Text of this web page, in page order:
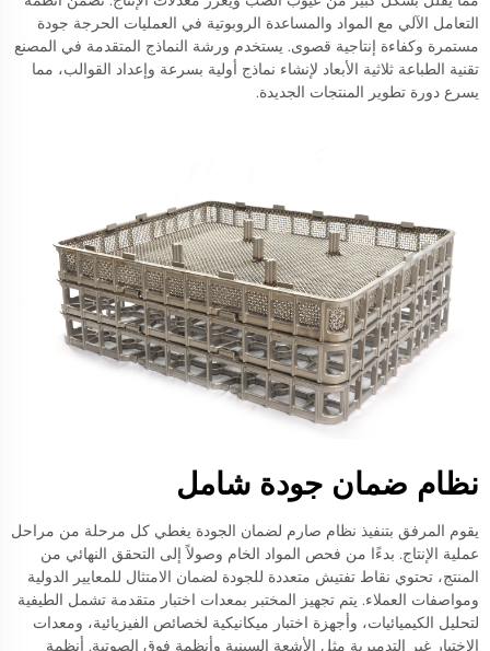
التعامل الآلي مع المواد والمساعدة الروبوتية في العمليات الحرجة جودة
مستمرة وكفاءة إنتاجية قصوى. يستخدم ورشة النماذج المتقدمة في المصنع
تقنية الطباعة ثلاثية الأبعاد لإنشاء نماذج أولية بسرعة وإعداد القوالب، مما
يسرع دورة تطوير المنتجات الجديدة.
نظام ضمان جودة شامل
يقوم المرفق بتنفيذ نظام صارم لضمان الجودة يغطي كل مرحلة من مراحل
عملية الإنتاج. بدءًا من فحص المواد الخام وصولاً إلى التحقق النهائي من
المنتج، تحتوي نقاط تفتيش متعددة للجودة لضمان الامتثال للمعايير الدولية
ومواصفات العملاء. يتم تجهيز المختبر بمعدات اختبار متقدمة تشمل الطيفية
لتحليل الكيميائيات، وأجهزة اختبار ميكانيكية لخصائص الفيزيائية، ومعدات
الاختبار غير التدميرية مثل الأشعة السينية وأنظمة فوق الصوتية. أنظمة